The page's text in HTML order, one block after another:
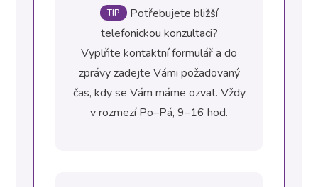
TIP
Potřebujete bližší
telefonickou konzultaci?
Vyplňte kontaktní formulář a do
zprávy zadejte Vámi požadovaný
čas, kdy se Vám máme ozvat. Vždy
v rozmezí Po–Pá, 9–16 hod.